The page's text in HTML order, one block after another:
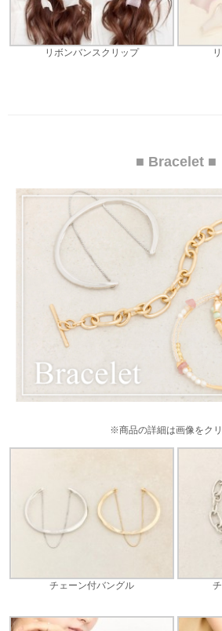
リボンバンスクリップ
■ Bracelet ■
※商品の詳細は画像をク
チェーン付バングル